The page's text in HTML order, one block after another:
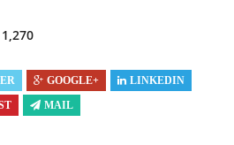
1,270
GOOGLE+
LINKEDIN
MAIL